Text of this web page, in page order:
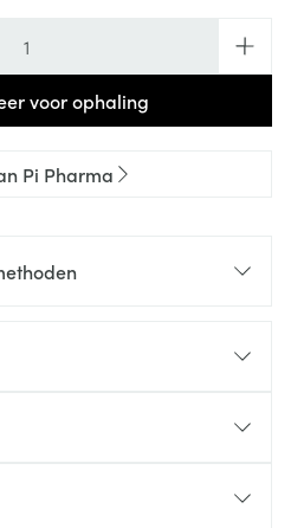
voor ophaling
Pi Pharma